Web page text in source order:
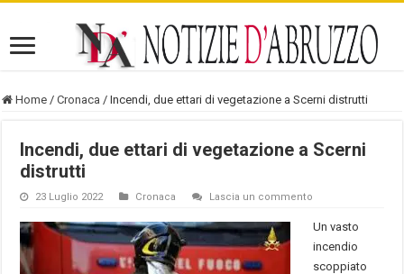
Home / Cronaca / Incendi, due ettari di vegetazione a Scerni distrutti
Incendi, due ettari di vegetazione a Scerni
distrutti
23 Luglio 2022 Cronaca Lascia un commento
Un vasto
incendio
scoppiato